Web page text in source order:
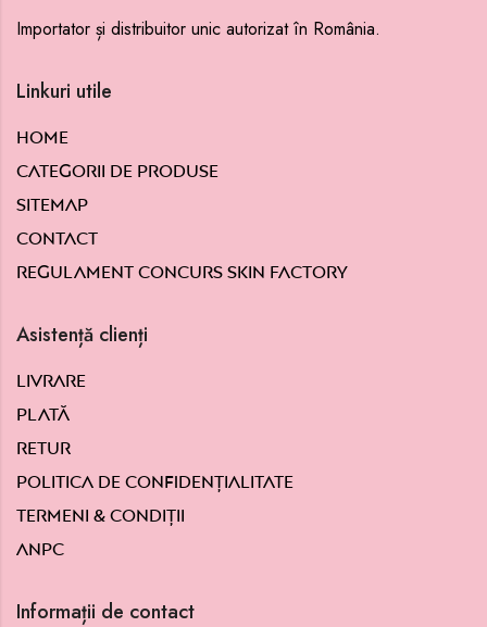
Importator și distribuitor unic autorizat în România.
Linkuri utile
Home
Categorii de produse
Sitemap
Contact
Regulament concurs Skin Factory
Asistență clienți
Livrare
Plată
Retur
Politica de confidențialitate
Termeni & condiții
ANPC
Informații de contact